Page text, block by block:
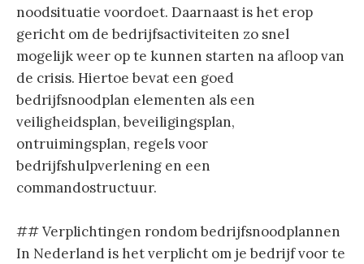
noodsituatie voordoet. Daarnaast is het erop
gericht om de bedrijfsactiviteiten zo snel
mogelijk weer op te kunnen starten na afloop van
de crisis. Hiertoe bevat een goed
bedrijfsnoodplan elementen als een
veiligheidsplan, beveiligingsplan,
ontruimingsplan, regels voor
bedrijfshulpverlening en een
commandostructuur.
## Verplichtingen rondom bedrijfsnoodplannen
In Nederland is het verplicht om je bedrijf voor te